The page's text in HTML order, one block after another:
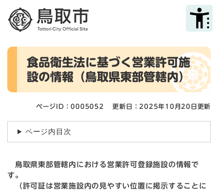
メニューを飛ばして本文へ
本
食品衛生法に基づく営業許可施
設の情報（鳥取県東部管轄内）
ページID：0005052 更新日：2025年10月20日更新
ページ内目次
鳥取県東部管轄内における営業許可登録施設の情報で
す。
（許可証は営業施設内の見やすい位置に掲示することに